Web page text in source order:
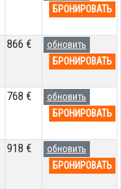
БРОНИРОВАТЬ
866 €
обновить
БРОНИРОВАТЬ
768 €
обновить
БРОНИРОВАТЬ
918 €
обновить
БРОНИРОВАТЬ